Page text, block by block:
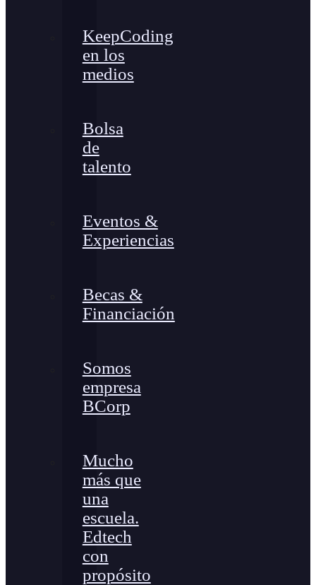
KeepCoding
en los
medios
Bolsa
de
talento
Eventos &
Experiencias
Becas &
Financiación
Somos
empresa
BCorp
Mucho
más que
una
escuela.
Edtech
con
propósito